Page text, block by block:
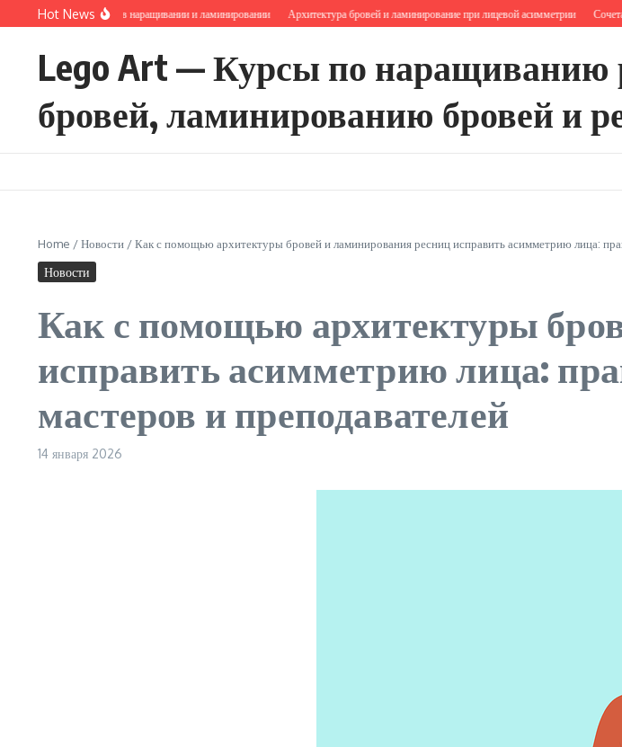
Перейти к содержанию
Hot News
Структура волоса в наращивании и ламинировании Архитектура бровей и ламинирование при лицевой асимметрии
Lego Art — Курсы по наращиванию
бровей, ламинированию бровей и
Home /Новости /Как с помощью архитектуры бровей и ламинирования ресниц исправить асимметрию лица:
Новости
Как с помощью архитектуры
исправить асимметрию лица:
мастеров и преподавателей
14 января 2026